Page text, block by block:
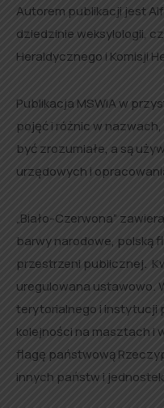
Autorem publikacji jest
dziedzinie weksylologii,
Heraldycznego i Komisji
Publikacja MSWiA w
pojęć i różnic w
być zrozumiałe, a są
urzędowych i
„Biało-Czerwona”
barwy narodowe, polską
przestrzeni publicznej.
uregulowana ustawowo.
terytorialnego i instytucji
kolejności na masztach i
flagę państwową
innych państw i